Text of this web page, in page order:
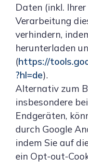
Daten (inkl.
Verarbeitung
verhindern,
herunterladen
(https://
?hl=de).
Alternativ zum
insbesondere
Endgeräten,
durch Google
indem Sie auf
ein Opt-out-